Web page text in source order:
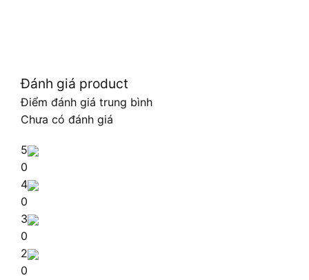
Đánh giá product
Điểm đánh giá trung bình
Chưa có đánh giá
5
0
4
0
3
0
2
0